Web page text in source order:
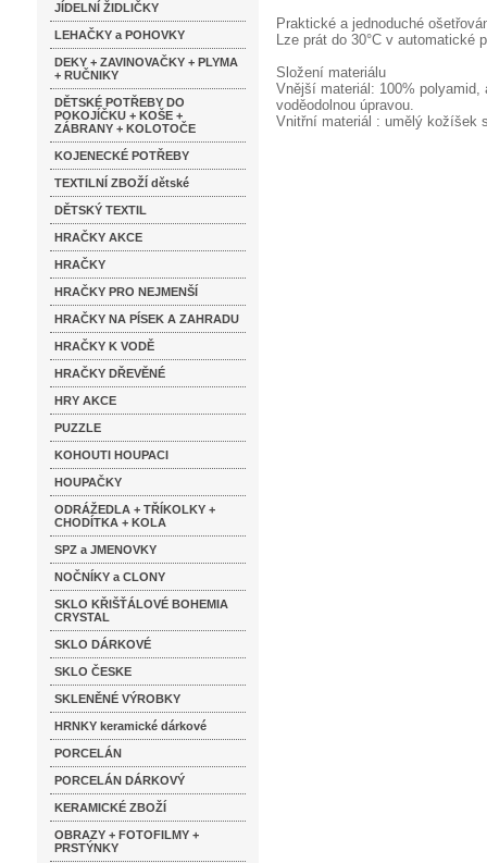
JÍDELNÍ ŽIDLIČKY
LEHAČKY a POHOVKY
DEKY + ZAVINOVAČKY + PLYMA
+ RUČNIKY
DĚTSKÉ POTŘEBY DO
POKOJÍČKU + KOŠE +
ZÁBRANY + KOLOTOČE
KOJENECKÉ POTŘEBY
TEXTILNÍ ZBOŽÍ dětské
DĚTSKÝ TEXTIL
HRAČKY AKCE
HRAČKY
HRAČKY PRO NEJMENŠÍ
HRAČKY NA PÍSEK A ZAHRADU
HRAČKY K VODĚ
HRAČKY DŘEVĚNÉ
HRY AKCE
PUZZLE
KOHOUTI HOUPACI
HOUPAČKY
ODRÁŽEDLA + TŘÍKOLKY +
CHODÍTKA + KOLA
SPZ a JMENOVKY
NOČNÍKY a CLONY
SKLO KŘIŠŤÁLOVÉ BOHEMIA
CRYSTAL
SKLO DÁRKOVÉ
SKLO ČESKE
SKLENĚNÉ VÝROBKY
HRNKY keramické dárkové
PORCELÁN
PORCELÁN DÁRKOVÝ
KERAMICKÉ ZBOŽÍ
OBRAZY + FOTOFILMY +
PRSTÝNKY
Praktické a jednoduché
Lze prát do 30°C v automatické
Složení materiálu
Vnější materiál: 100%
voděodolnou úpravou.
Vnitřní materiál : umělý kožíšek